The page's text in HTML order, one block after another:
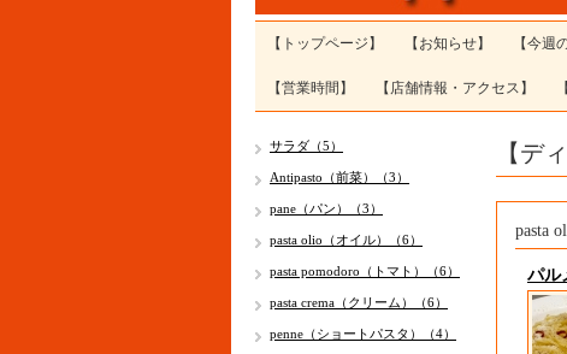
【トップページ】 【お知らせ】 【今週
【営業時間】 【店舗情報・アクセス】
【デ
pasta
パル
サラダ（5）
Antipasto（前菜）（3）
pane（パン）（3）
pasta olio（オイル）（6）
pasta pomodoro（トマト）（6）
pasta crema（クリーム）（6）
penne（ショートパスタ）（4）